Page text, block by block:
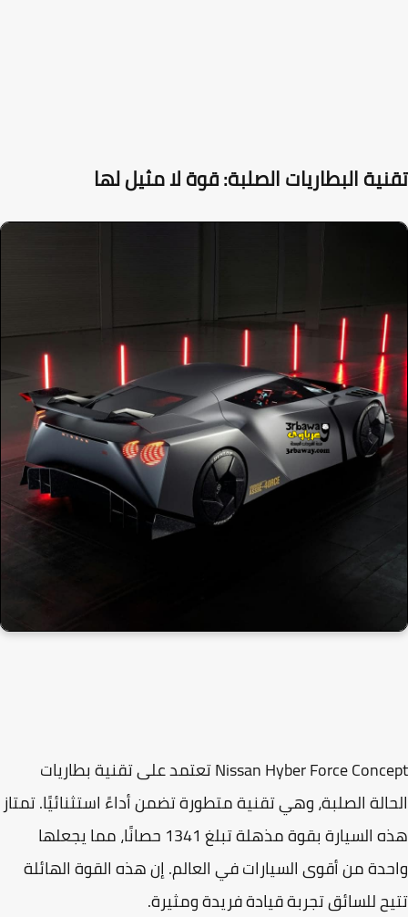
البطاريات الصلبة: قوة لا مثيل لها
Nissan Hyber Force Concept تعتمد على تقنية بطاريات
الصلبة، وهي تقنية متطورة تضمن أداءً استثنائيًا. تمتاز
هذه السيارة بقوة مذهلة تبلغ 1341 حصانًا، مما يجعلها
من أقوى السيارات في العالم. إن هذه القوة الهائلة
للسائق تجربة قيادة فريدة ومثيرة.